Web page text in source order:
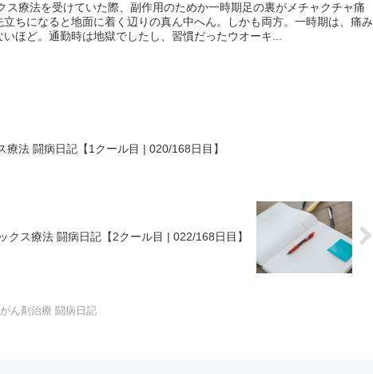
ス療法を受けていた際、副作用のためか一時期足の裏がメチャクチャ痛
立ちになると地面に着く辺りの真ん中へん。しかも両方。一時期は、痛み
ほど。通勤時は地獄でしたし、習慣だったウオーキ...
療法 闘病日記【1クール目 | 020/168日目】
クス療法 闘病日記【2クール目 | 022/168日目】
ん剤治療 闘病日記